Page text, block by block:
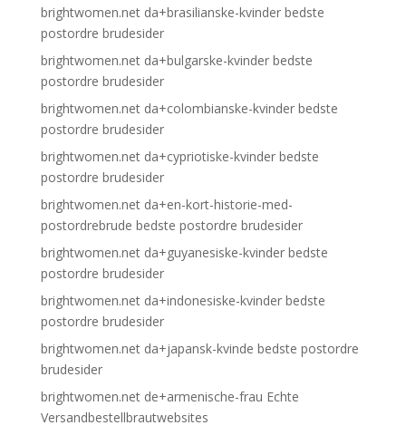
brightwomen.net da+brasilianske-kvinder bedste
postordre brudesider
brightwomen.net da+bulgarske-kvinder bedste
postordre brudesider
brightwomen.net da+colombianske-kvinder bedste
postordre brudesider
brightwomen.net da+cypriotiske-kvinder bedste
postordre brudesider
brightwomen.net da+en-kort-historie-med-
postordrebrude bedste postordre brudesider
brightwomen.net da+guyanesiske-kvinder bedste
postordre brudesider
brightwomen.net da+indonesiske-kvinder bedste
postordre brudesider
brightwomen.net da+japansk-kvinde bedste postordre
brudesider
brightwomen.net de+armenische-frau Echte
Versandbestellbrautwebsites